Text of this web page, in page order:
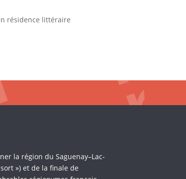
résidence littéraire
la région du Saguenay–Lac-
») et de la finale de